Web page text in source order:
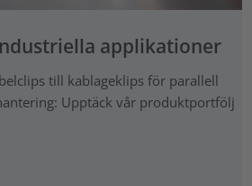
applikationer
till kablageklips för parallell
Upptäck vår produktportfölj